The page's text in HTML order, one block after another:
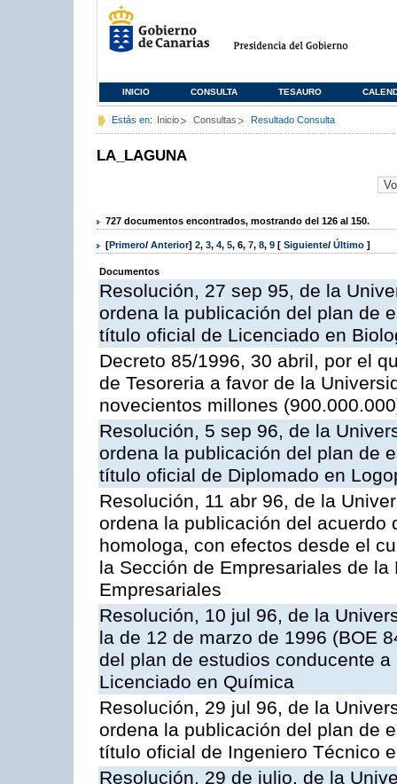
INICIO CONSULTA TESAURO
Estás en: Inicio Consultas Resultado Consulta
LA_LAGUNA
727 documentos encontrados, mostrando del 126 al 150.
[Primero/ Anterior] 2, 3, 4, 5, 6, 7, 8, 9 [ Siguiente/ Último ]
Documentos
Resolución, 27 sep 95, de la
ordena la publicación del plan de
título oficial de Licenciado en
Decreto 85/1996, 30 abril, por el
de Tesoreria a favor de la
novecientos millones
Resolución, 5 sep 96, de la
ordena la publicación del plan de
título oficial de Diplomado en
Resolución, 11 abr 96, de la
ordena la publicación del acuerdo
homologa, con efectos desde el
la Sección de Empresariales de
Empresariales
Resolución, 10 jul 96, de la
la de 12 de marzo de 1996 (BOE
del plan de estudios conducente
Licenciado en Química
Resolución, 29 jul 96, de la
ordena la publicación del plan de
título oficial de Ingeniero Técnico
Resolución, 29 de julio, de la